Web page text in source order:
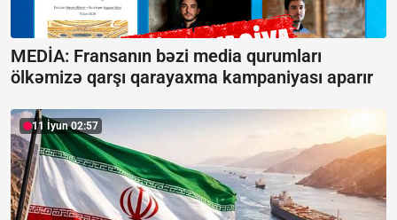
MEDİA: Fransanın bəzi media qurumları
ölkəmizə qarşı qarayaxma kampaniyası aparır
11 İyun 02:57